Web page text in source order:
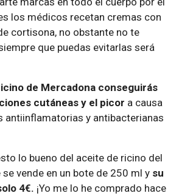
los médicos recetan cremas con
cortisona, no obstante no te
que puedas evitarlas será
de Mercadona conseguirás
cutáneas y el picor a causa
antiinflamatorias y antibacterianas
lo bueno del aceite de ricino del
vende en un bote de 250 ml y su
4€. ¡Yo me lo he comprado hace